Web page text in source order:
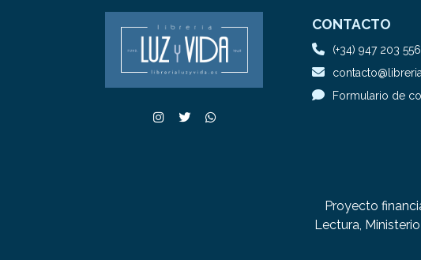
CONTACTO
(+34) 947 203 556
Formulario de
Proyecto
Lectura,